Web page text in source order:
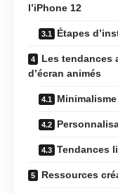
l’iPhone 12
Étapes
Les tendances
d’écran animés
Tendances
Ressources